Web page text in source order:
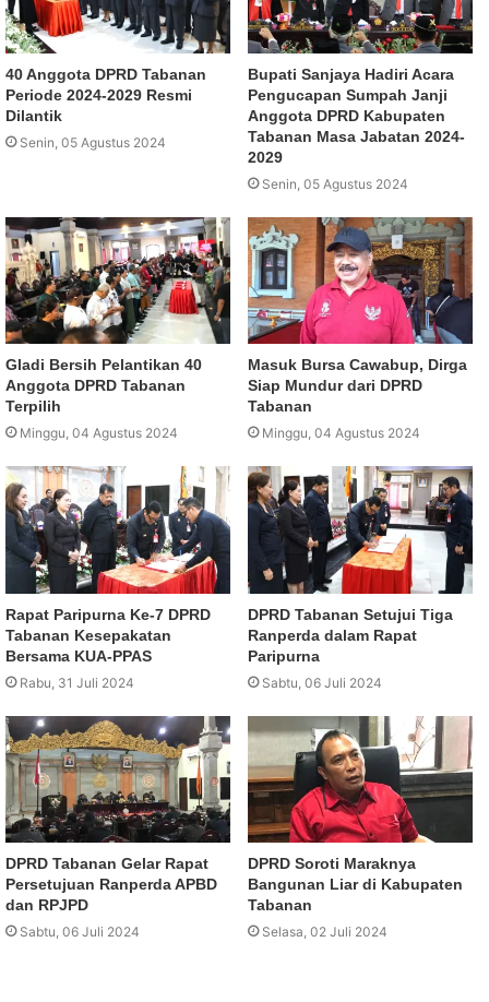
40 Anggota DPRD Tabanan
Periode 2024-2029 Resmi
Dilantik
Senin, 05 Agustus 2024
Bupati Sanjaya Hadiri Acara
Pengucapan Sumpah Janji
Anggota DPRD Kabupaten
Tabanan Masa Jabatan 2024-
2029
Senin, 05 Agustus 2024
Gladi Bersih Pelantikan 40
Anggota DPRD Tabanan
Terpilih
Minggu, 04 Agustus 2024
Masuk Bursa Cawabup, Dirga
Siap Mundur dari DPRD
Tabanan
Minggu, 04 Agustus 2024
Rapat Paripurna Ke-7 DPRD
Tabanan Kesepakatan
Bersama KUA-PPAS
Rabu, 31 Juli 2024
DPRD Tabanan Setujui Tiga
Ranperda dalam Rapat
Paripurna
Sabtu, 06 Juli 2024
DPRD Tabanan Gelar Rapat
Persetujuan Ranperda APBD
dan RPJPD
Sabtu, 06 Juli 2024
DPRD Soroti Maraknya
Bangunan Liar di Kabupaten
Tabanan
Selasa, 02 Juli 2024